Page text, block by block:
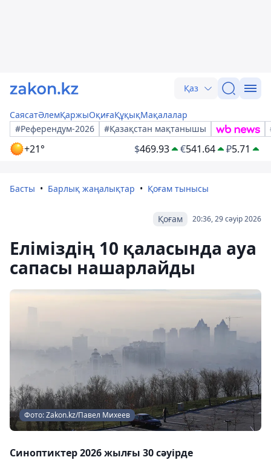
Қаз
СаясатӘлемҚаржыОқиғаҚұқықМақалалар
#Референдум-2026
#Қазақстан мақтанышы
+21° $469.93 €541.64 ₽5.71
Басты Барлық жаңалықтар Қоғам тынысы
20:36, 29 сәуір 2026
Қоғам
Еліміздің 10 қаласында ауа
сапасы нашарлайды
Фото: Zakon.kz/Павел Михеев
Синоптиктер 2026 жылғы 30 сәуірде